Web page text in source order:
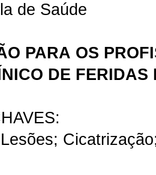
de Saúde
PARA OS
DE